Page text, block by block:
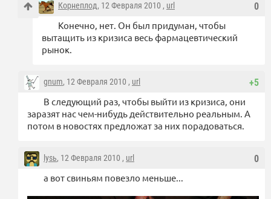
0
Корнеплод, 12 Февраля 2010 , url
Конечно, нет. Он был придуман, чтобы
вытащить из кризиса весь фармацевтический
рынок.
+5
gnum, 12 Февраля 2010 , url
В следующий раз, чтобы выйти из кризиса, они
заразят нас чем-нибудь действительно реальным. А
потом в новостях предложат за них порадоваться.
0
lysь, 12 Февраля 2010 , url
а вот свиньям повезло меньше...